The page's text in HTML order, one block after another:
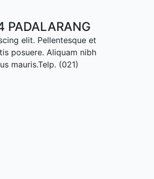
PADALARANG
elit. Pellentesque et
posuere. Aliquam nibh
mauris.Telp. (021)